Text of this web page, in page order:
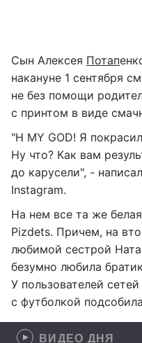
Сын Алексея Потап
накануне 1 сентября
не без помощи
с принтом в виде
"H MY GOD! Я
Ну что? Как вам
до карусели", -
Instagram.
На нем все та же
Pizdets. Причем, на
любимой сестрой
безумно любила
У пользователей
с футболкой
ВИДЕО ДНЯ